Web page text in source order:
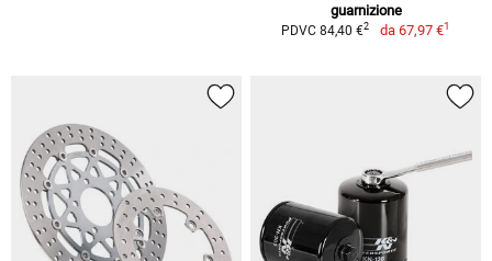
guarnizione
PDVC 84,40 €2 da 67,97 €1